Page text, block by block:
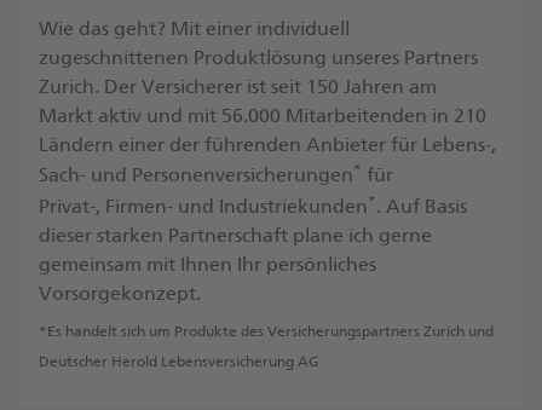
Wie das geht? Mit einer individuell
zugeschnittenen Produktlösung unseres Partners
Zurich. Der Versicherer ist seit 150 Jahren am
Markt aktiv und mit 56.000 Mitarbeitenden in 210
Ländern einer der führenden Anbieter für Lebens-,
Sach- und Personenversicherungen* für
Privat-, Firmen- und Industriekunden*. ​Auf Basis
dieser starken Partnerschaft plane ich gerne
gemeinsam mit Ihnen Ihr persönliches
Vorsorgekonzept.
*Es handelt sich um Produkte des Versicherungspartners Zurich und
Deutscher Herold Lebensversicherung AG